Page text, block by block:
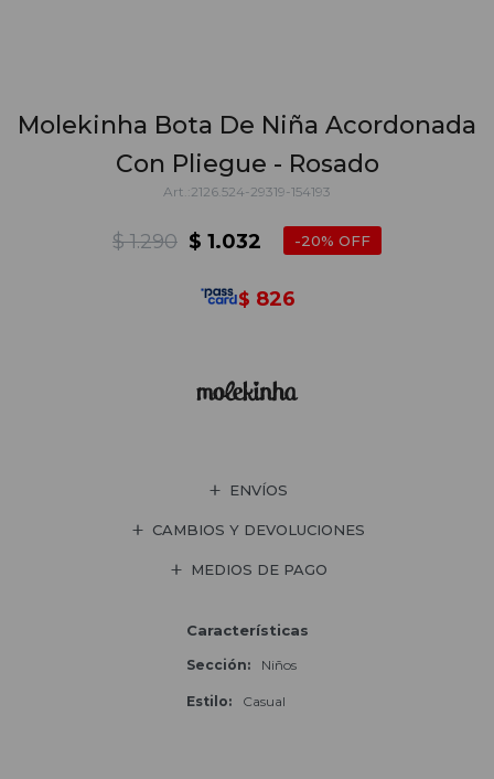
Molekinha Bota De Niña Acordonada
Con Pliegue - Rosado
2126.524-29319-154193
$ 1.032
$ 1.290 20
$ 826
ENVÍOS
CAMBIOS Y DEVOLUCIONES
MEDIOS DE PAGO
Características
Sección Niños
Estilo Casual